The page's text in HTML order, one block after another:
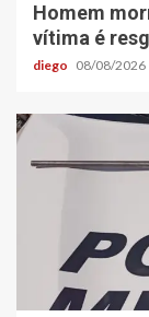
Homem
vítima é
diego 08/08/2026